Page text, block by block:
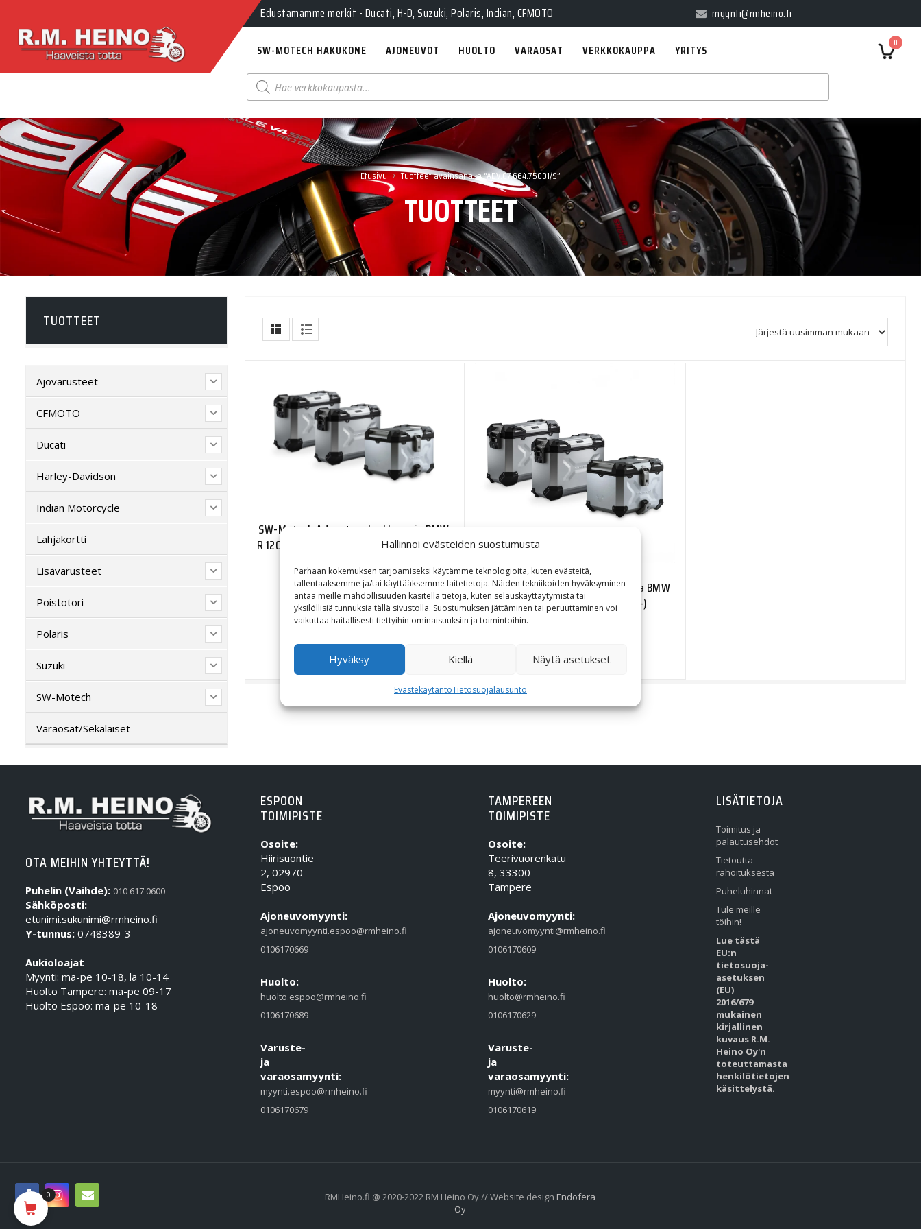
Hallinnoi evästeiden suostumusta
Parhaan kokemuksen tarjoamiseksi käytämme teknologioita, kuten evästeitä,
tallentaaksemme ja/tai käyttääksemme laitetietoja. Näiden tekniikoiden hyväksyminen
antaa meille mahdollisuuden käsitellä tietoja, kuten selauskäyttäytymistä tai
yksilöllisiä tunnuksia tällä sivustolla. Suostumuksen jättäminen tai peruuttaminen voi
vaikuttaa haitallisesti tiettyihin ominaisuuksiin ja toimintoihin.
Hyväksy Kiellä Näytä asetukset
EvästekäytäntöTietosuojalausunto
Edustamamme merkit - Ducati, H-D, Suzuki, Polaris, Indian, CFMOTO myynti@rmheino.fi
0
SW-MOTECH HAKUKONE AJONEUVOT HUOLTO VARAOSAT VERKKOKAUPPA YRITYS
Products
search
Etusivu › Tuotteet avainsanalla “ADV.07.664.75001/S”
TUOTTEET
SW-Motech Adventure laukkusarja BMW
R 1200 GS LC Adventure 13-18 ja R1250 GS
1 995,00€
SW-Motech Adventure laukkusarja BMW
R1200GS (12-18)/R1250GS (18-)
TUOTTEET
Ajovarusteet
CFMOTO
Ducati
Harley-Davidson
Indian Motorcycle
Lahjakortti
Lisävarusteet
Poistotori
Polaris
Suzuki
SW-Motech
Varaosat/Sekalaiset
OTA MEIHIN YHTEYTTÄ!
Puhelin (Vaihde): 010 617 0600
Sähköposti:
etunimi.sukunimi@rmheino.fi
Y-tunnus: 0748389-3
Aukioloajat
Myynti: ma-pe 10-18, la 10-14
Huolto Tampere: ma-pe 09-17
Huolto Espoo: ma-pe 10-18
ESPOON
TOIMIPISTE
Osoite:
Hiirisuontie
2, 02970
Espoo
Ajoneuvomyynti:
ajoneuvomyynti.espoo@rmheino.fi
0106170669
Huolto:
huolto.espoo@rmheino.fi
0106170689
Varuste-
ja
varaosamyynti:
myynti.espoo@rmheino.fi
0106170679
TAMPEREEN
TOIMIPISTE
Osoite:
Teerivuorenkatu
8, 33300
Tampere
Ajoneuvomyynti:
ajoneuvomyynti@rmheino.fi
0106170609
Huolto:
huolto@rmheino.fi
0106170629
Varuste-
ja
varaosamyynti:
myynti@rmheino.fi
0106170619
LISÄTIETOJA
Toimitus ja
palautusehdot
Tietoutta
rahoituksesta
Puheluhinnat
Tule meille
töihin!
Lue tästä
EU:n
tietosuoja-
asetuksen
(EU)
2016/679
mukainen
kirjallinen
kuvaus R.M.
Heino Oy'n
toteuttamasta
henkilötietojen
käsittelystä.
RMHeino.fi @ 2020-2022 RM Heino Oy // Website design Endofera
Oy
0